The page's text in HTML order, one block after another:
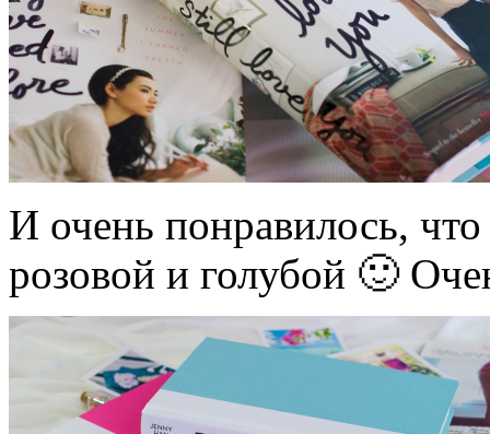
И очень понравилось,
розовой и голубой 🙂